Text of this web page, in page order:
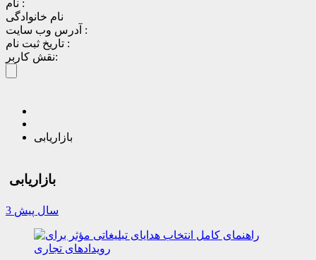
نام :
نام خانوادگی
آدرس وب سایت :
تاریخ ثبت نام :
نقش کاربر:
بازاریابی
بازاریابی
3 سال پیش